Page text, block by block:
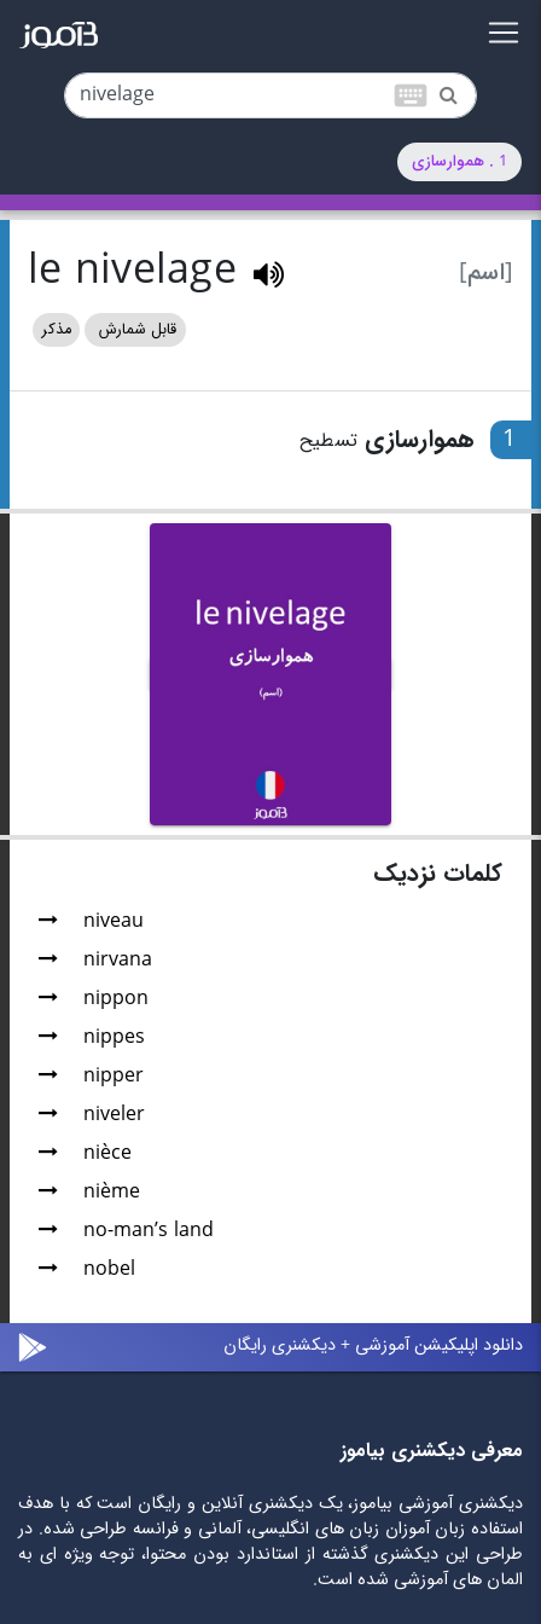
keyboard
1 . هموارسازی
[اسم] le nivelage
قابل شمارش مذکر
1 هموارسازی تسطیح
کلمات نزدیک
niveau
nirvana
nippon
nippes
nipper
niveler
nièce
nième
no-man’s land
nobel
دانلود اپلیکیشن آموزشی + دیکشنری رایگان
معرفی دیکشنری بیاموز
دیکشنری آموزشی بیاموز، یک دیکشنری آنلاین و رایگان است که با هدف
استفاده زبان آموزان زبان های انگلیسی، آلمانی و فرانسه طراحی شده. در
طراحی این دیکشنری گذشته از استاندارد بودن محتوا، توجه ویژه ای به
المان های آموزشی شده است.